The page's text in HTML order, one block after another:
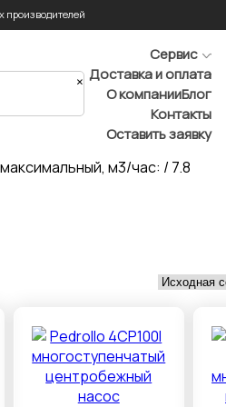
×
Сервис
Доставка и оплата
О компанииБлог
Контакты
Оставить заявку
м3/час: / 7.8